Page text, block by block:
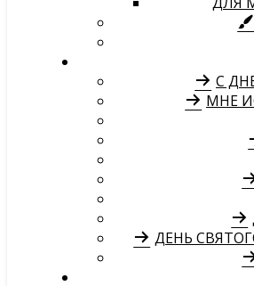
С
МНЕ
ДЕНЬ